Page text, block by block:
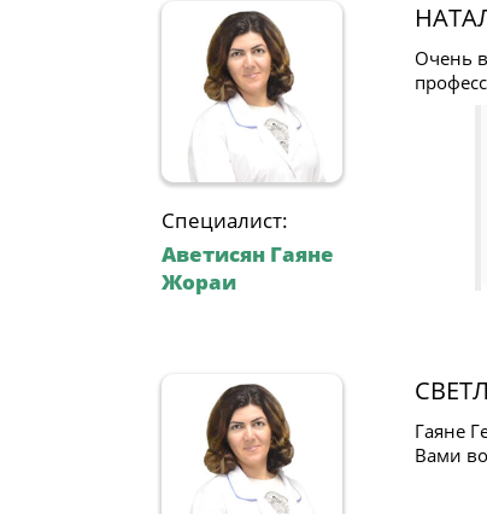
Специалист:
Аветисян Гаяне
Жораи
Очень
Гаяне
Вами